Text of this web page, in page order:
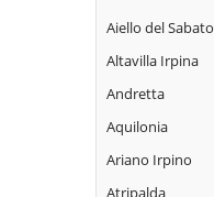
Aiello del Sabato
Altavilla Irpina
Andretta
Aquilonia
Ariano Irpino
Atripalda